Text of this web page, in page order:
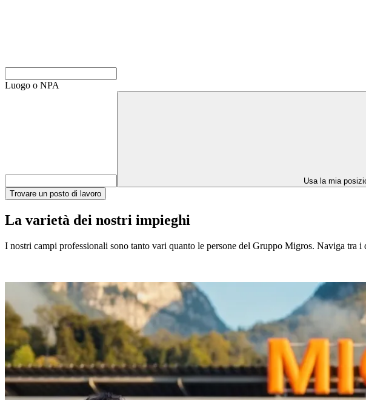
Luogo o NPA
Usa la mia
Trovare un posto di lavoro
La varietà dei nostri impieghi
I nostri campi professionali sono tanto vari quanto le persone del Gruppo Migros. Naviga tra